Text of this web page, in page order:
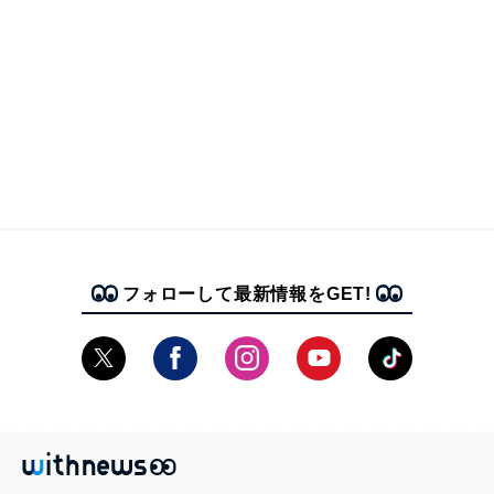
フォローして最新情報をGET!